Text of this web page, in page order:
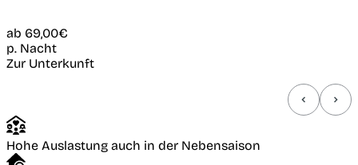
ab 69,00€
p. Nacht
Zur Unterkunft
Hohe Auslastung auch in der Nebensaison